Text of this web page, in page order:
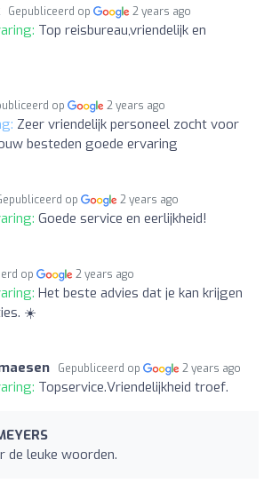
Gepubliceerd op 2 years ago
Top reisbureau,vriendelijk en
op 2 years ago
Zeer vriendelijk personeel zocht voor
besteden goede ervaring
op 2 years ago
Goede service en eerlijkheid!
op 2 years ago
Het beste advies dat je kan krijgen
☀️
Gepubliceerd op 2 years ago
Topservice.Vriendelijkheid troef.
de leuke woorden.